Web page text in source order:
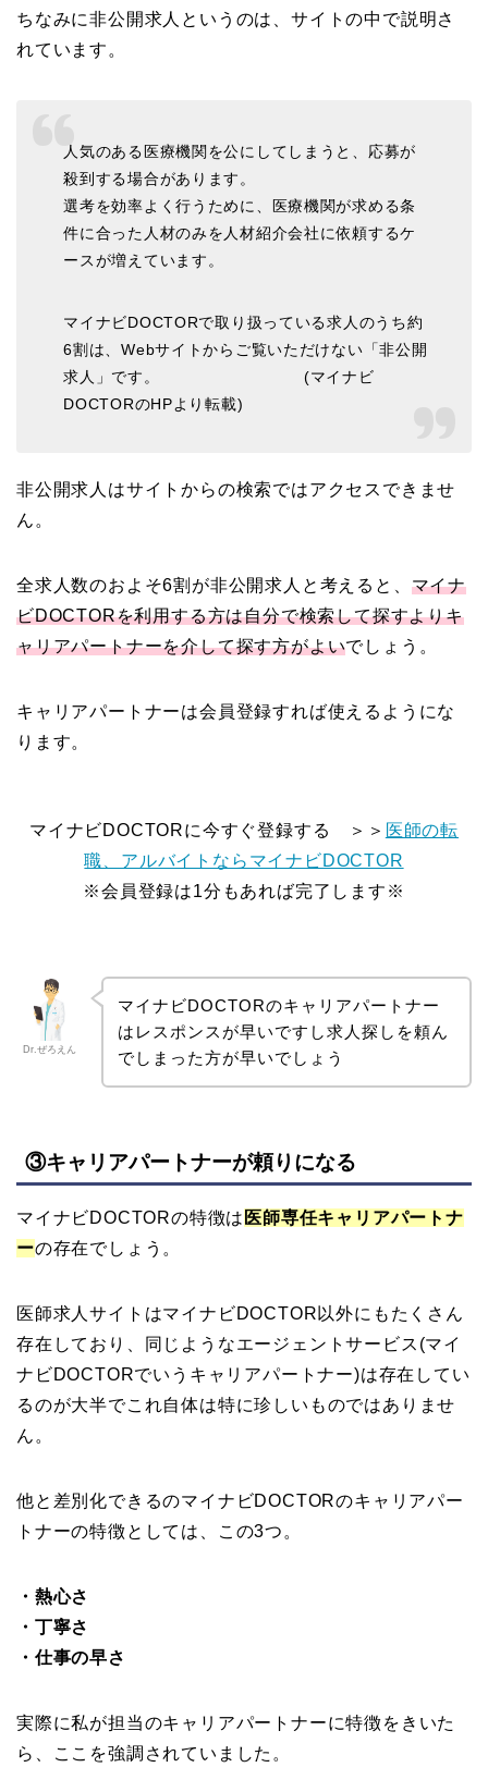
ちなみに非公開求人というのは、サイトの中で説明さ
れています。
人気のある医療機関を公にしてしまうと、応募が
殺到する場合があります。
選考を効率よく行うために、医療機関が求める条
件に合った人材のみを人材紹介会社に依頼するケ
ースが増えています。
マイナビDOCTORで取り扱っている求人のうち約
6割は、Webサイトからご覧いただけない「非公開
求人」です。 (マイナビ
DOCTORのHPより転載)
非公開求人はサイトからの検索ではアクセスできませ
ん。
全求人数のおよそ6割が非公開求人と考えると、 マイナ
ビDOCTORを利用する方は自分で検索して探すよりキ
ャリアパートナーを介して探す方がよいでしょう。
キャリアパートナーは会員登録すれば使えるようにな
ります。
マイナビDOCTORに今すぐ登録する ＞＞ 医師の転
職、アルバイトならマイナビDOCTOR
※会員登録は1分もあれば完了します※
Dr.ぜろえん
マイナビDOCTORのキャリアパートナー
はレスポンスが早いですし求人探しを頼ん
でしまった方が早いでしょう
③キャリアパートナーが頼りになる
マイナビDOCTORの特徴は 医師専任キャリアパートナ
ーの存在でしょう。
医師求人サイトはマイナビDOCTOR以外にもたくさん
存在しており、同じようなエージェントサービス(マイ
ナビDOCTORでいうキャリアパートナー)は存在してい
るのが大半でこれ自体は特に珍しいものではありませ
ん。
他と差別化できるのマイナビDOCTORのキャリアパー
トナーの特徴としては、この3つ。
・熱心さ
・丁寧さ
・仕事の早さ
実際に私が担当のキャリアパートナーに特徴をきいた
ら、ここを強調されていました。